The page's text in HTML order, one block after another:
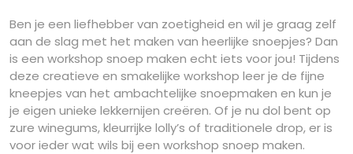
Ben je een liefhebber van zoetigheid en wil je graag zelf
aan de slag met het maken van heerlijke snoepjes? Dan
is een workshop snoep maken echt iets voor jou! Tijdens
deze creatieve en smakelijke workshop leer je de fijne
kneepjes van het ambachtelijke snoepmaken en kun je
je eigen unieke lekkernijen creëren. Of je nu dol bent op
zure winegums, kleurrijke lolly’s of traditionele drop, er is
voor ieder wat wils bij een workshop snoep maken.